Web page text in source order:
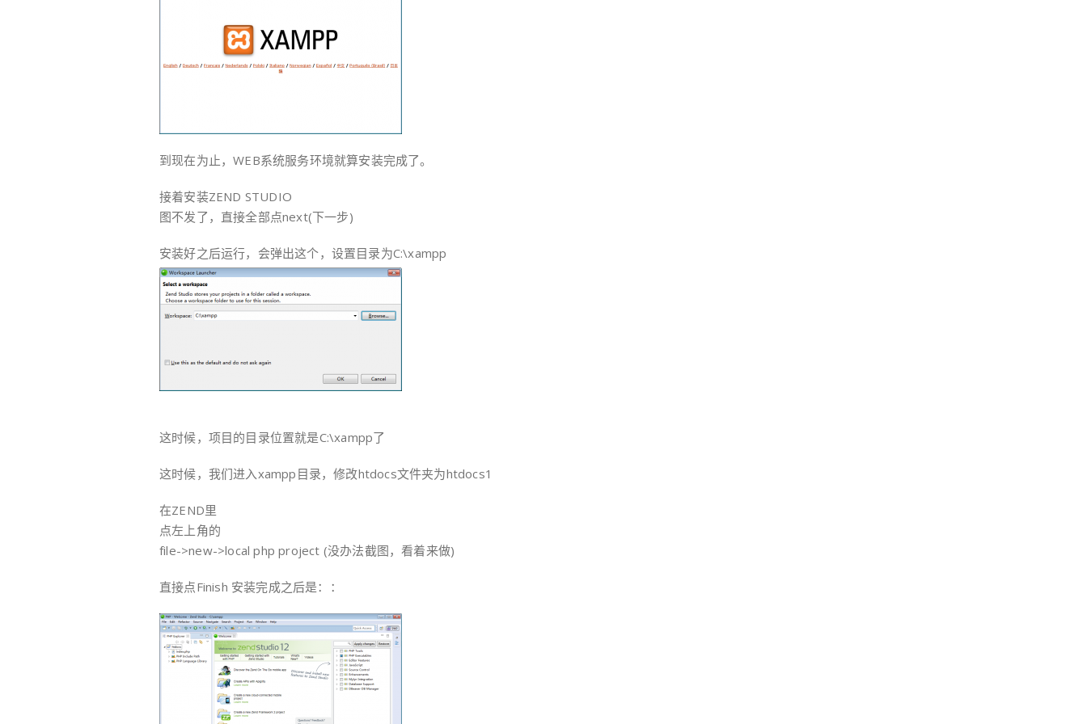
到现在为止，WEB系统服务环境就算安装完成了。
接着安装ZEND STUDIO
图不发了，直接全部点next(下一步)
安装好之后运行，会弹出这个，设置目录为C:\xampp
这时候，项目的目录位置就是C:\xampp了
这时候，我们进入xampp目录，修改htdocs文件夹为htdocs1
在ZEND里
点左上角的
file->new->local php project (没办法截图，看着来做)
直接点Finish 安装完成之后是：：